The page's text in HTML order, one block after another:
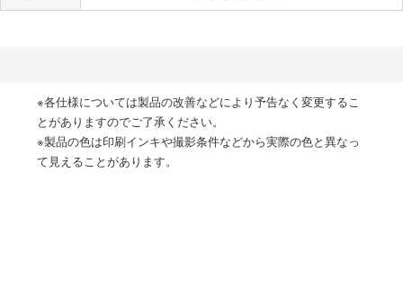
※各仕様については製品の改善などにより予告なく変更するこ
とがありますのでご了承ください。
※製品の色は印刷インキや撮影条件などから実際の色と異なっ
て見えることがあります。